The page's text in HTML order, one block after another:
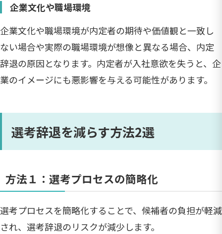
企業文化や職場環境
企業文化や職場環境が内定者の期待や価値観と一致し
ない場合や実際の職場環境が想像と異なる場合、内定
辞退の原因となります。内定者が入社意欲を失うと、企
業のイメージにも悪影響を与える可能性があります。
選考辞退を減らす方法2選
方法１：選考プロセスの簡略化
選考プロセスを簡略化することで、候補者の負担が軽減
され、選考辞退のリスクが減少します。